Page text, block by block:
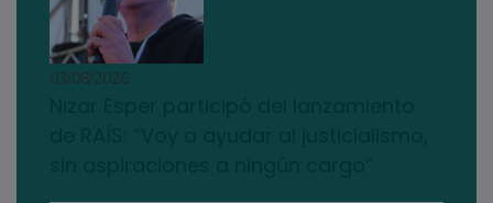
03/08/2026